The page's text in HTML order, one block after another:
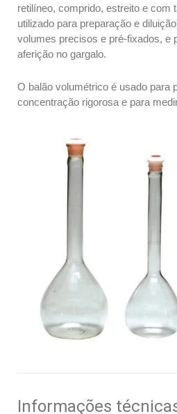
retilíneo, comprido, estreito e com
utilizado para preparação e
volumes precisos e pré-fixados, e
aferição no gargalo.
O balão volumétrico é usado para
concentração rigorosa e para
Informações